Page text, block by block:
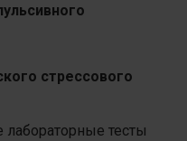
стрессового
тесты